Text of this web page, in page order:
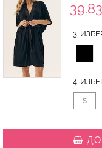
3.
4.
S